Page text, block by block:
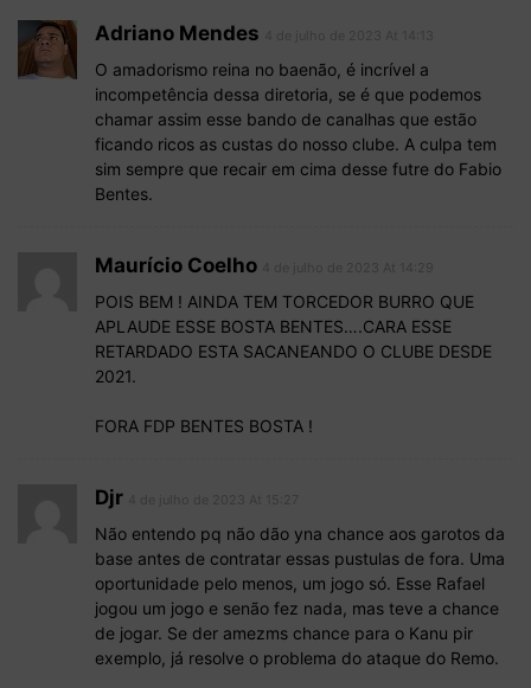
Adriano Mendes
O amadorismo reina no baenão, é incrível a
incompetência dessa diretoria, se é que podemos
chamar assim esse bando de canalhas que estão
ficando ricos as custas do nosso clube. A culpa tem
sim sempre que recair em cima desse futre do Fabio
Bentes.
Maurício Coelho
POIS BEM ! AINDA TEM TORCEDOR BURRO QUE
APLAUDE ESSE BOSTA BENTES….CARA ESSE
RETARDADO ESTA SACANEANDO O CLUBE DESDE
2021.
FORA FDP BENTES BOSTA !
Djr
Não entendo pq não dão yna chance aos garotos da
base antes de contratar essas pustulas de fora. Uma
oportunidade pelo menos, um jogo só. Esse Rafael
jogou um jogo e senão fez nada, mas teve a chance
de jogar. Se der amezms chance para o Kanu pir
exemplo, já resolve o problema do ataque do Remo.